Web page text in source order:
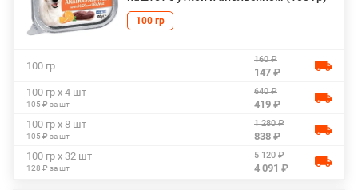
100 гр
100 гр
160 ₽
147 ₽
100 гр х 4 шт
105 ₽ за шт
640 ₽
419 ₽
100 гр х 8 шт
105 ₽ за шт
1 280 ₽
838 ₽
100 гр х 32 шт
128 ₽ за шт
5 120 ₽
4 091 ₽